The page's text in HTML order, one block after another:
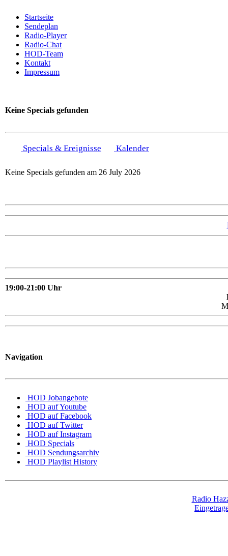
Startseite
Sendeplan
Radio-Player
Radio-Chat
HOD-Team
Kontakt
Impressum
Keine Specials gefunden
Specials & Ereignisse Kalender
Keine Specials gefunden am 26 July 2026
19:00-21:00 Uhr
Navigation
HOD Jobangebote
HOD auf Youtube
HOD auf Facebook
HOD auf Twitter
HOD auf Instagram
HOD Specials
HOD Sendungsarchiv
HOD Playlist History
Radio